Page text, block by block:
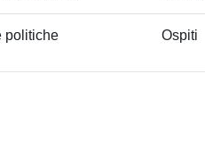
politiche Ospiti